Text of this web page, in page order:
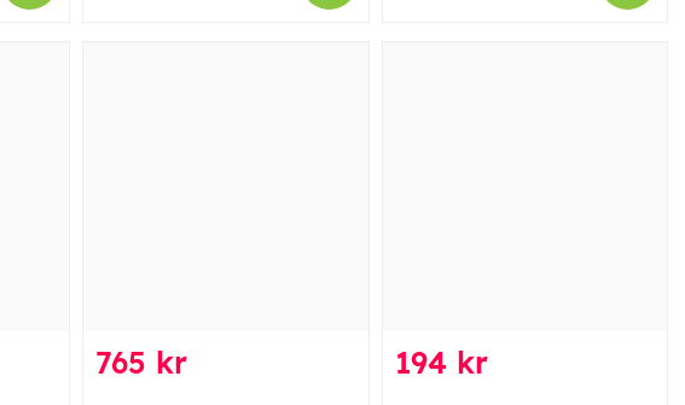
765 kr 194 kr